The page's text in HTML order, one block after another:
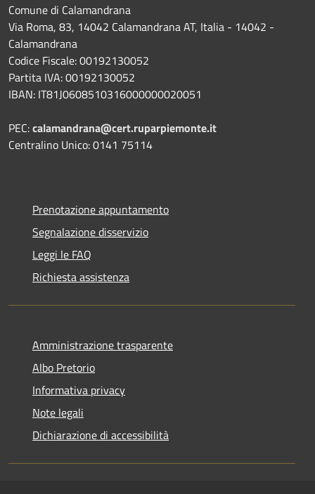
Comune di Calamandrana
Via Roma, 83, 14042 Calamandrana AT, Italia - 14042 -
Calamandrana
Codice Fiscale: 00192130052
Partita IVA: 00192130052
IBAN: IT81J0608510316000000020051
PEC:calamandrana@cert.ruparpiemonte.it
Centralino Unico: 0141 75114
Prenotazione appuntamento
Segnalazione disservizio
Leggi le FAQ
Richiesta assistenza
Amministrazione trasparente
Albo Pretorio
Informativa privacy
Note legali
Dichiarazione di accessibilità